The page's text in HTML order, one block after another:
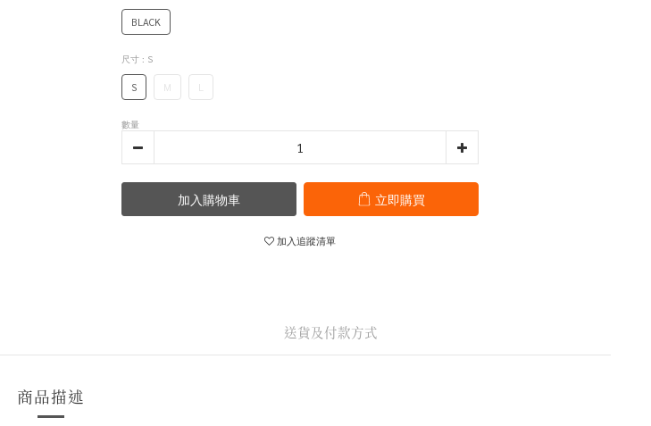
BLACK
尺寸 : S
S M L
數量
加入購物車 立即購買
加入追蹤清單
送貨及付款方式
商品描述